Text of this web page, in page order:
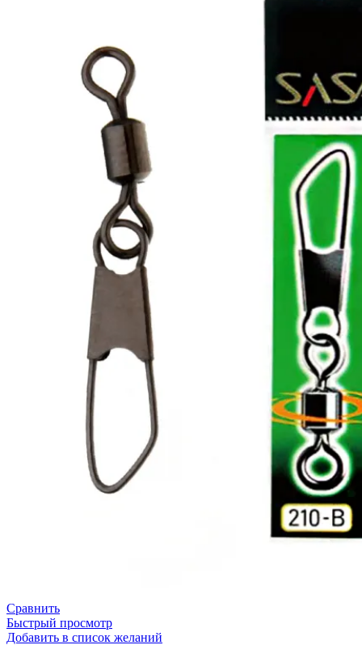
Сравнить
Быстрый просмотр
Добавить в список желаний